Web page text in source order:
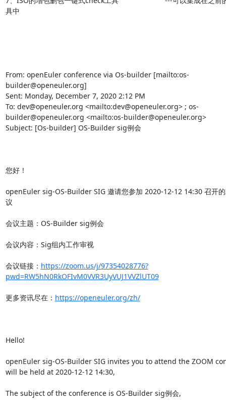
具中
From: openEuler conference via Os-builder [mailto:os-
builder@openeuler.org]
Sent: Monday, December 7, 2020 2:12 PM
To: dev@openeuler.org <mailto:dev@openeuler.org> ; os-
builder@openeuler.org <mailto:os-builder@openeuler.org>
Subject: [Os-builder] OS-Builder sig例会
您好！
openEuler sig-OS-Builder SIG 邀请您参加 2020-12-12 14:30 召开
议
会议主题：OS-Builder sig例会
会议内容：Sig组内工作审视
会议链接： https://zoom.us/j/97354028776?
pwd=RW5hN0RkOFIvM0VVR3UyVUJ1VVZlUT09
更多资讯尽在： https://openeuler.org/zh/
Hello!
openEuler sig-OS-Builder SIG invites you to attend the ZOOM
will be held at 2020-12-12 14:30,
The subject of the conference is OS-Builder sig例会,